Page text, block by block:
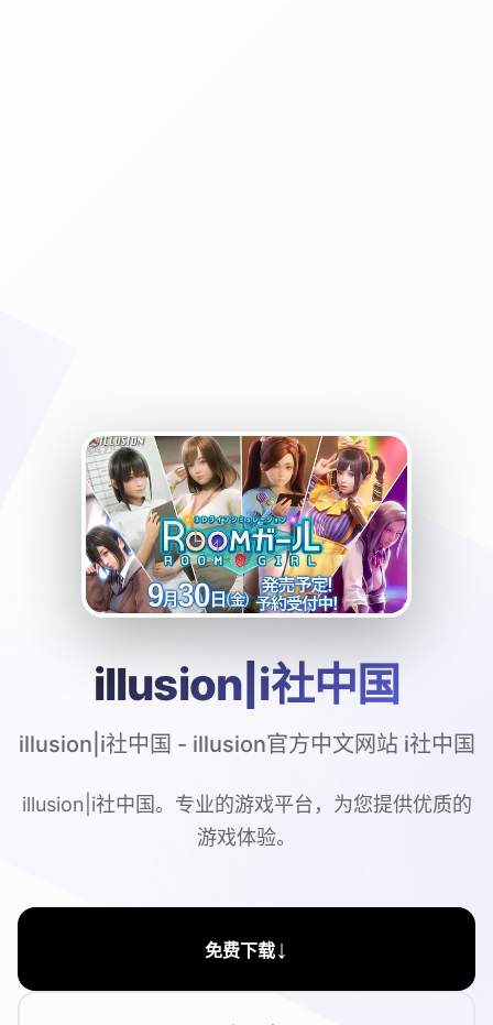
illusion|i社中国
illusion|i社中国 - illusion官方中文网站 i社中国
illusion|i社中国。专业的游戏平台，为您提供优质的
游戏体验。
免费下载↓